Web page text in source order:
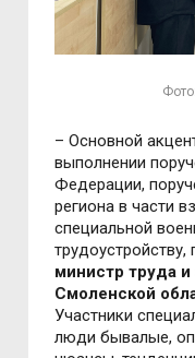
– Основной
выполнении
Федерации,
региона в части
специальной
министр труда и
Смоленской
Участники
люди бывалые,